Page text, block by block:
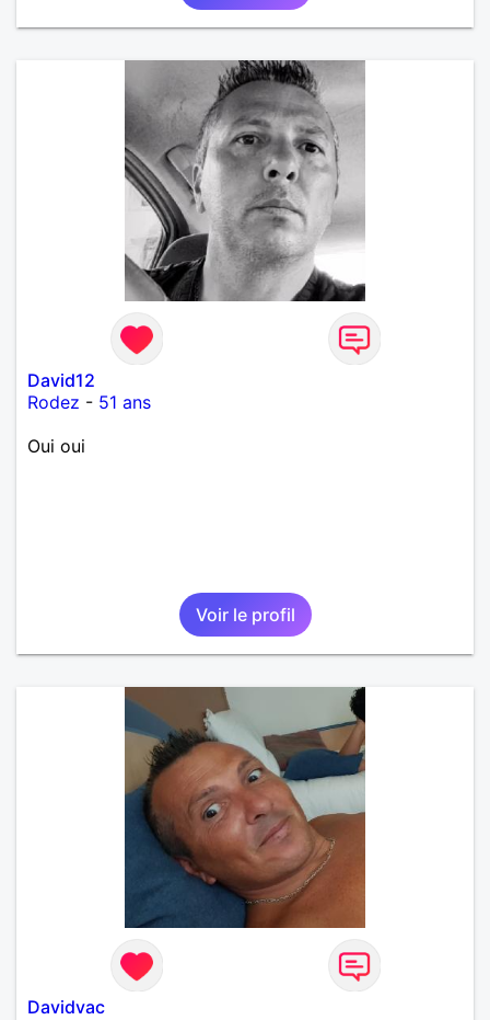
David12
Rodez - 51 ans
Oui oui
Voir le profil
Davidvac